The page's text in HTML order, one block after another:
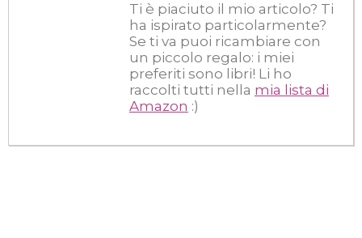
Ti è piaciuto il mio articolo? Ti
ha ispirato particolarmente?
Se ti va puoi ricambiare con
un piccolo regalo: i miei
preferiti sono libri! Li ho
raccolti tutti nella mia lista di
Amazon :)